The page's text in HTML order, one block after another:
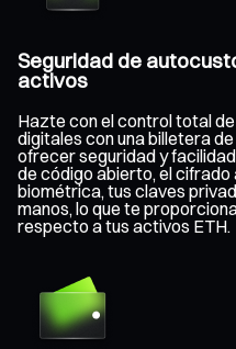
Seguridad de
activos
Hazte con el control total
digitales con una billetera
ofrecer seguridad y
de código abierto, el
biométrica, tus claves
manos, lo que te
respecto a tus activos ETH.